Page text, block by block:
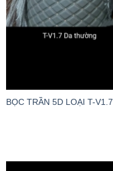
BỌC TRẦN 5D LOẠI T-V1.7